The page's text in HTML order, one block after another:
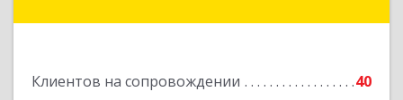
Клиентов на сопровождении
40